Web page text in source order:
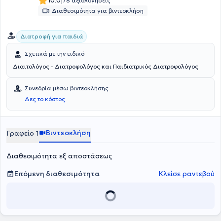
Διαθεσιμότητα για βιντεοκλήση
Διατροφή για παιδιά
Σχετικά με την ειδικό
Διαιτολόγος - Διατροφολόγος και Παιδιατρικός Διατροφολόγος
Συνεδρία μέσω βιντεοκλήσης
Δες το κόστος
Γραφείο 1 Βιντεοκλήση
Διαθεσιμότητα εξ αποστάσεως
Επόμενη διαθεσιμότητα
Κλείσε ραντεβού